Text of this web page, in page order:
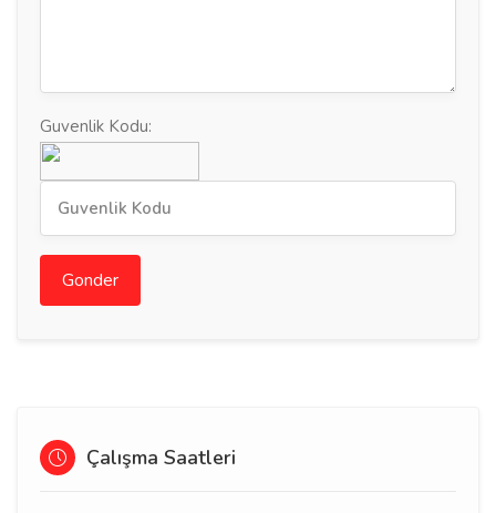
Guvenlik Kodu:
Gonder
Çalışma Saatleri